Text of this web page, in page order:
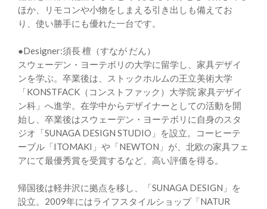
ほか、リモコンや小物をしまえる引き出しも備えてお
り、使い勝手にも優れた一台です。
●Designer:須長 檀（すなが だん）
スウェーデン・ヨーテボリの大学に留学し、家具デザイ
ンを学ぶ。卒業後は、ストックホルムの王立美術大学
「KONSTFACK（コンストファック）大学院 家具デザイ
ン科」へ進学。在学中からデザイナーとしての活動を開
始し、卒業後はスウェーデン・ヨーテボリに自身のスタ
ジオ「SUNAGA DESIGN STUDIO」を設立。コーヒーテ
ーブル「ITOMAKI」や「NEWTON」が、北欧の家具フェ
アにて最優秀賞を受賞するなど、高い評価を得る。
帰国後は軽井沢に拠点を移し、「SUNAGA DESIGN」を
設立。2009年にはライフスタイルショップ「NATUR